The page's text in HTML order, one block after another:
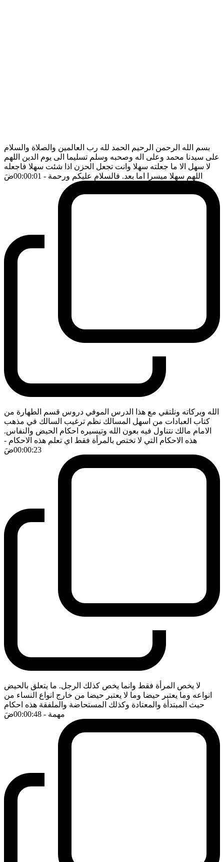
بسم الله الرحمن الرحيم الحمد لله رب العالمين والصلاة والسلام
على سيدنا محمد وعلى اله وصحبه وسلم تسليما الى يوم الدين اللهم
لا سهل الا ما جعلته سهلا وانت تجعل الحزن اذا شئت سهلا فاجعله
اللهم سهلا ميسرا اما بعد. فالسلام عليكم ورحمة - 00:00:01 ضَ
الله وبركاته ونلتقي مع هذا الدرس الموفي دروس قسم الطهارة من
كتاب العبادات من اسهل المسالك نظم ترغيب السالك في مذهب
الامام مالك نتناول فيه بعون الله وتيسيره احكام الحيض والنفاس.
هذه الاحكام التي لا تختص بالمرأة فقط اي تعلم هذه الاحكام -
00:00:23ضَ
لا يخص المرأة فقط وانما يخص كذلك الرجل. ما يتعلق بالحيض
انواعه وما يعتبر حيضا وما لا يعتبر حيضا من خارج انواع النساء من
حيث المبتدأة والمعتادة وكذلك المستحاضة والملفقة هذه احكام
مهمة - 00:00:48 ضَ